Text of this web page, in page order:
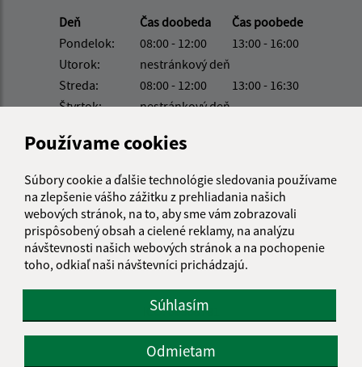
Používame cookies
Súbory cookie a ďalšie technológie sledovania používame
na zlepšenie vášho zážitku z prehliadania našich
webových stránok, na to, aby sme vám zobrazovali
prispôsobený obsah a cielené reklamy, na analýzu
návštevnosti našich webových stránok a na pochopenie
toho, odkiaľ naši návštevníci prichádzajú.
Súhlasím
Odmietam
Deň
Čas doobeda
Čas poobede
Pondelok:
08:00 - 12:00
13:00 - 16:00
Utorok:
nestránkový deň
Streda:
08:00 - 12:00
13:00 - 16:30
Štvrtok:
nestránkový deň
Obecný úrad Belá
Belá 32
943 53 Ľubá
obec@obec-bela.sk
IČO: 00308781